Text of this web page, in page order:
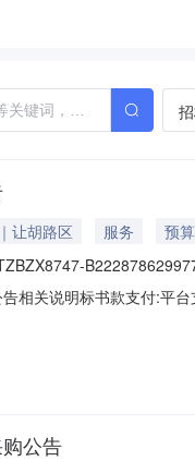
让胡路区 服务
预
相关说明标书款支付:平
公告